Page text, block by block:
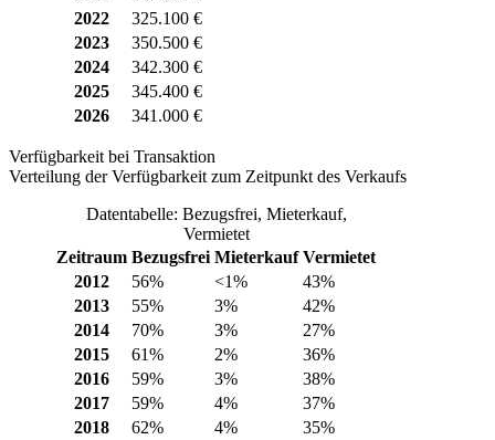
2022
325.100 €
2023
350.500 €
2024
342.300 €
2025
345.400 €
2026
341.000 €
Verfügbarkeit bei Transaktion
Verteilung der Verfügbarkeit zum Zeitpunkt des Verkaufs
Datentabelle: Bezugsfrei, Mieterkauf,
Vermietet
Zeitraum Bezugsfrei Mieterkauf Vermietet
2012
56% <1%
43%
2013
55% 3%
42%
2014
70% 3%
27%
2015
61% 2%
36%
2016
59% 3%
38%
2017
59% 4%
37%
2018
62% 4%
35%